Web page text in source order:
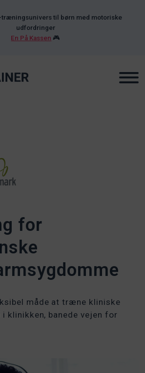
træningsunivers til børn med motoriske
udfordringer
En På Kassen 🎮
for
måde at træne kliniske
i klinikken, banede vejen for